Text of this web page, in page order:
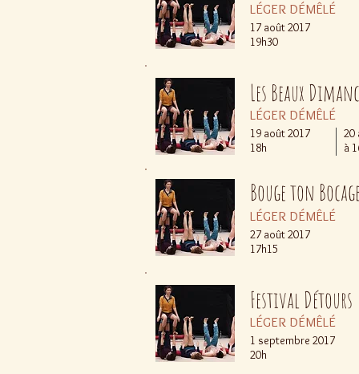
LÉGER DÉMÊLÉ
17 août 2017
19h30
Les Beaux
LÉGER DÉMÊLÉ
19 août 2017
18h
20
à
Bouge ton
LÉGER DÉMÊLÉ
27 août 2017
17h15
Festival Détours
LÉGER DÉMÊLÉ
1 septembre 2017
20h